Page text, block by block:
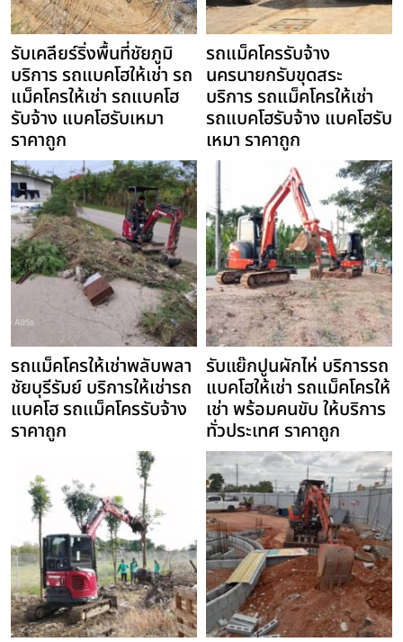
รับเคลียร์ริ่งพื้นที่ชัยภูมิ
บริการ รถแบคโฮให้เช่า รถ
แม็คโครให้เช่า รถแบคโฮ
รับจ้าง แบคโฮรับเหมา
ราคาถูก
รถแม็คโครรับจ้าง
นครนายกรับขุดสระ
บริการ รถแม็คโครให้เช่า
รถแบคโฮรับจ้าง แบคโฮรับ
เหมา ราคาถูก
รถแม็คโครให้เช่าพลับพลา
ชัยบุรีรัมย์ บริการให้เช่ารถ
แบคโฮ รถแม็คโครรับจ้าง
ราคาถูก
รับแย๊กปูนผักไห่ บริการรถ
แบคโฮให้เช่า รถแม็คโครให้
เช่า พร้อมคนขับ ให้บริการ
ทั่วประเทศ ราคาถูก